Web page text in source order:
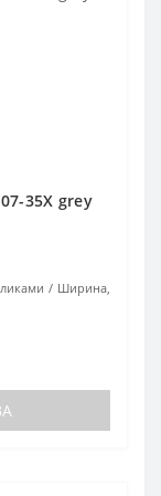
35X grey
Ширина,